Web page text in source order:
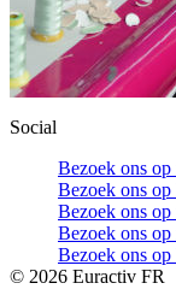
Social
Bezoek ons
Bezoek ons
Bezoek ons op
Bezoek ons op
Bezoek ons
© 2026 Euractiv FR